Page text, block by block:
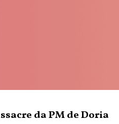
da PM de Doria